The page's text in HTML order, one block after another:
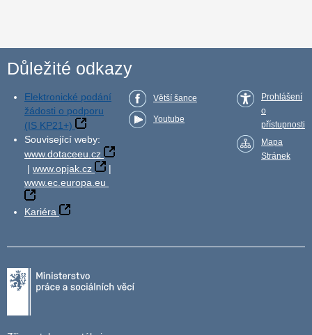
Důležité odkazy
Elektronické podání
žádosti o podporu
(IS KP21+)
Související weby:
www.dotaceeu.cz
| www.opjak.cz
|
www.ec.europa.eu
Kariéra
Větší šance
Youtube
Prohlášení
o
přístupnosti
Mapa
Stránek